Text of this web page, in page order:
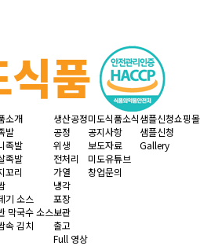
소개
발
족발
족발
꼬리
기 소스
막국수 소스
속 김치
생산공정
공정
위생
전처리
가열
냉각
포장
보관
출고
Full 영상
미도식품소식
공지사항
보도자료
미도유튜브
창업문의
샘플신청
샘플신청
Gallery
쇼핑몰